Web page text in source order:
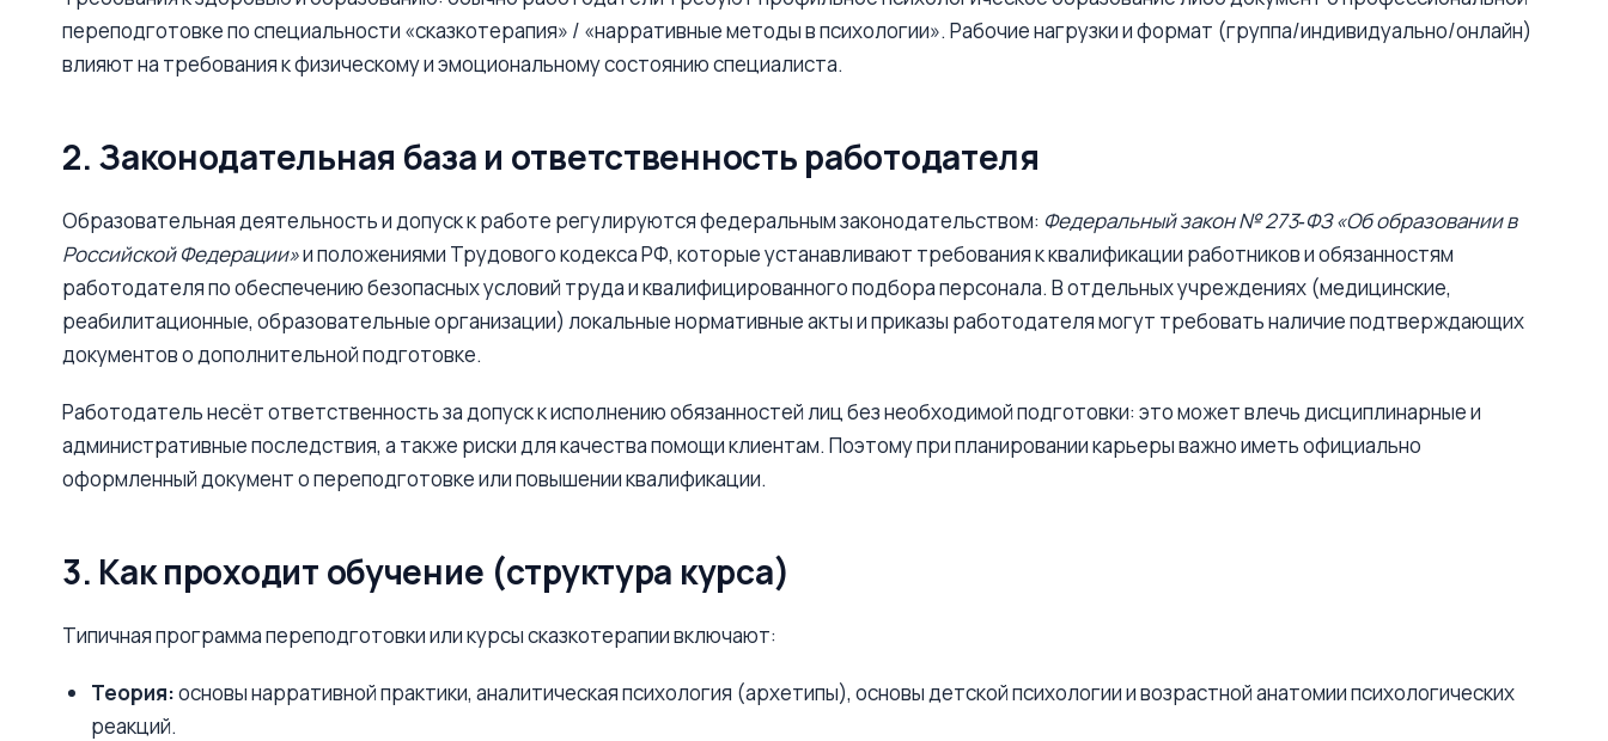
переподготовке по специальности «сказкотерапия» / «нарративные методы в психологии». Рабочие нагрузки и формат (группа/индивидуально/онлайн)
влияют на требования к физическому и эмоциональному состоянию специалиста.
2. Законодательная база и ответственность работодателя
Образовательная деятельность и допуск к работе регулируются федеральным законодательством: Федеральный закон № 273‑ФЗ «Об образовании в
Российской Федерации»и положениями Трудового кодекса РФ, которые устанавливают требования к квалификации работников и обязанностям
работодателя по обеспечению безопасных условий труда и квалифицированного подбора персонала. В отдельных учреждениях (медицинские,
реабилитационные, образовательные организации) локальные нормативные акты и приказы работодателя могут требовать наличие подтверждающих
документов о дополнительной подготовке.
Работодатель несёт ответственность за допуск к исполнению обязанностей лиц без необходимой подготовки: это может влечь дисциплинарные и
административные последствия, а также риски для качества помощи клиентам. Поэтому при планировании карьеры важно иметь официально
оформленный документ о переподготовке или повышении квалификации.
3. Как проходит обучение (структура курса)
Типичная программа переподготовки или курсы сказкотерапии включают:
Теория:основы нарративной практики, аналитическая психология (архетипы), основы детской психологии и возрастной анатомии психологических
реакций.